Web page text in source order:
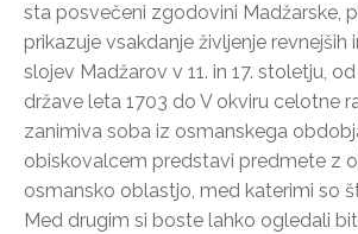
sta posvečeni zgodovini Madžarske,
prikazuje vsakdanje življenje revnejših
slojev Madžarov v 11. in 17. stoletju,
države leta 1703 do V okviru celotne
zanimiva soba iz osmanskega
obiskovalcem predstavi predmete z
osmansko oblastjo, med katerimi so
Med drugim si boste lahko ogledali